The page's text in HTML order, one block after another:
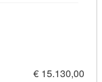
€ 15.130,00